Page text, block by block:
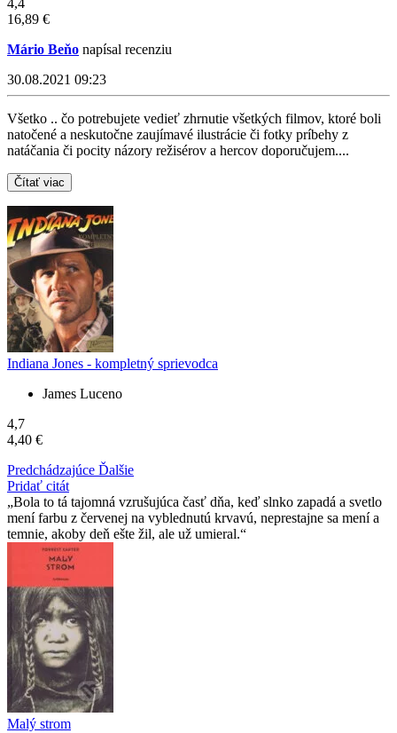
4,4
16,89 €
Mário Beňo napísal recenziu
30.08.2021 09:23
Všetko .. čo potrebujete vedieť zhrnutie všetkých filmov, ktoré boli
natočené a neskutočne zaujímavé ilustrácie či fotky príbehy z
natáčania či pocity názory režisérov a hercov doporučujem....
Čítať viac
Indiana Jones - kompletný sprievodca
James Luceno
4,7
4,40 €
Predchádzajúce Ďalšie
Pridať citát
Bola to tá tajomná vzrušujúca časť dňa, keď slnko zapadá a svetlo
mení farbu z červenej na vyblednutú krvavú, neprestajne sa mení a
temnie, akoby deň ešte žil, ale už umieral.
Malý strom